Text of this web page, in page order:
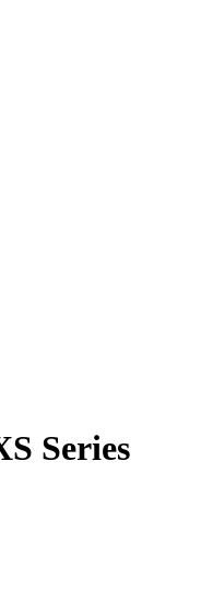
Series